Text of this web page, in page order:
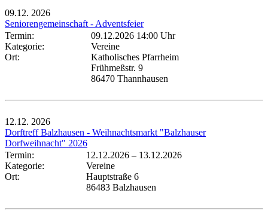
09.12. 2026
Seniorengemeinschaft - Adventsfeier
Termin:
09.12.2026 14:00 Uhr
Kategorie:
Vereine
Ort:
Katholisches Pfarrheim
Frühmeßstr. 9
86470 Thannhausen
12.12. 2026
Dorftreff Balzhausen - Weihnachtsmarkt "Balzhauser
Dorfweihnacht" 2026
Termin:
12.12.2026 – 13.12.2026
Kategorie:
Vereine
Ort:
Hauptstraße 6
86483 Balzhausen